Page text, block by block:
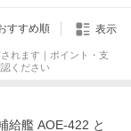
すすめ順 表示
れます｜ポイント・支
ください
給艦 AOE-422 と